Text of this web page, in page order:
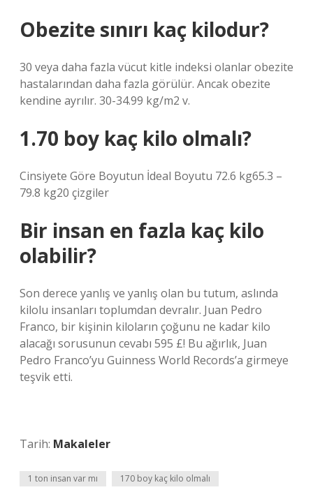
Obezite sınırı kaç kilodur?
30 veya daha fazla vücut kitle indeksi olanlar obezite
hastalarından daha fazla görülür. Ancak obezite
kendine ayrılır. 30-34.99 kg/m2 v.
1.70 boy kaç kilo olmalı?
Cinsiyete Göre Boyutun İdeal Boyutu 72.6 kg65.3 –
79.8 kg20 çizgiler
Bir insan en fazla kaç kilo
olabilir?
Son derece yanlış ve yanlış olan bu tutum, aslında
kilolu insanları toplumdan devralır. Juan Pedro
Franco, bir kişinin kiloların çoğunu ne kadar kilo
alacağı sorusunun cevabı 595 £! Bu ağırlık, Juan
Pedro Franco’yu Guinness World Records’a girmeye
teşvik etti.
Tarih: Makaleler
1 ton insan var mı 170 boy kaç kilo olmalı